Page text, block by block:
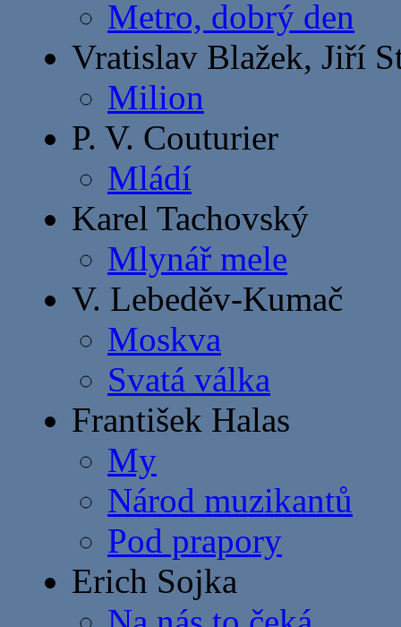
Metro, dobrý den
Vratislav Blažek, Jiří
Milion
P. V. Couturier
Mládí
Karel Tachovský
Mlynář mele
V. Lebeděv-Kumač
Moskva
Svatá válka
František Halas
My
Národ muzikantů
Pod prapory
Erich Sojka